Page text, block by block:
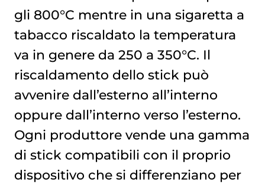
gli 800°C mentre in una sigaretta a
tabacco riscaldato la temperatura
va in genere da 250 a 350°C. Il
riscaldamento dello stick può
avvenire dall’esterno all’interno
oppure dall’interno verso l’esterno.
Ogni produttore vende una gamma
di stick compatibili con il proprio
dispositivo che si differenziano per